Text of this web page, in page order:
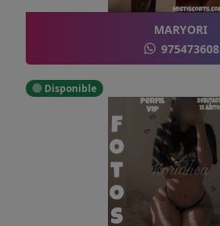
MARYORI
975473608
Disponible